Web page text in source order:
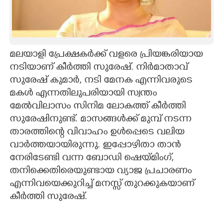
CARTOONS
LITERATURE
ZOOM
മലയാളി പ്രേക്ഷകര്‍ക്ക് വളരെ പ്രിയങ്കരിയായ
നടിയാണ് കീര്‍ത്തി സുരേഷ്. നിര്‍മാതാവ്
സുരേഷ് കുമാര്‍, നടി മേനക എന്നിവരുടെ
മകള്‍ എന്നതിലുപരിയായി സ്വന്തം
മേല്‍വിലാസം സിനിമ ലോകത്ത് കീര്‍ത്തി
സുരേഷിനുണ്ട്. മാസങ്ങള്‍ക്ക് മുമ്പ് നടന്ന
താരത്തിന്റെ വിവാഹം ഉള്‍പ്പെടെ വലിയ
വാര്‍ത്തയായിരുന്നു. ഇപ്പോഴിതാ താന്‍
നേരിടേണ്ടി വന്ന ബോഡി ഷെയ്മിംഗ്,
തനിക്കെതിരെയുണ്ടായ വ്യാജ പ്രചാരണം
എന്നിവയെക്കുറിച്ച് മനസ്സ് തുറക്കുകയാണ്
കീര്‍ത്തി സുരേഷ്.